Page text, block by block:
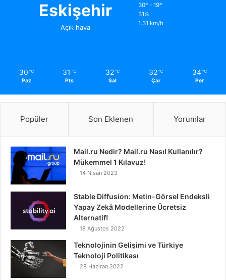
Eskişehir
Açık hava
30º - 19º
31%
1.31 km/h
30 ℃
Paz
31 ℃
Pts
32 ℃
Sal
32 ℃
Çar
34 ℃
Per
Popüler Son Eklenen Yorumlar
Mail.ru Nedir? Mail.ru Nasıl Kullanılır?
Mükemmel 1 Kılavuz!
14 Nisan 2023
Stable Diffusion: Metin-Görsel Endeksli
Yapay Zekâ Modellerine Ücretsiz
Alternatif!
18 Ağustos 2022
Teknolojinin Gelişimi ve Türkiye
Teknoloji Politikası
28 Haziran 2022